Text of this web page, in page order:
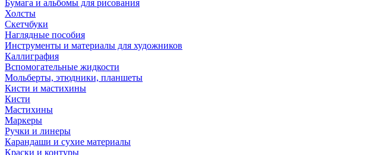
Бумага и альбомы для рисования
Холсты
Скетчбуки
Наглядные пособия
Инструменты и материалы для художников
Каллиграфия
Вспомогательные жидкости
Мольберты, этюдники, планшеты
Кисти и мастихины
Кисти
Мастихины
Маркеры
Ручки и линеры
Карандаши и сухие материалы
Краски и контуры